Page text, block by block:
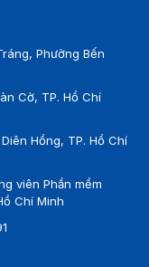
Phường Bến
Cờ, TP. Hồ Chí
Hồng, TP. Hồ Chí
viên Phần mềm
Chí Minh